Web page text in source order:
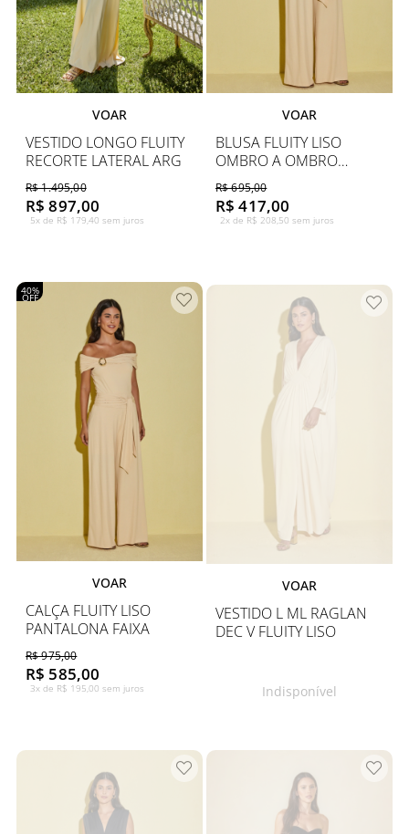
VOAR
VESTIDO LONGO FLUITY
RECORTE LATERAL ARG
R$ 1.495,00
R$ 897,00
5x de R$ 179,40 sem juros
VOAR
BLUSA FLUITY LISO
OMBRO A OMBRO
BROCHE
R$ 695,00
R$ 417,00
2x de R$ 208,50 sem juros
40%
OFF
VOAR
CALÇA FLUITY LISO
PANTALONA FAIXA
R$ 975,00
R$ 585,00
3x de R$ 195,00 sem juros
VOAR
VESTIDO L ML RAGLAN
DEC V FLUITY LISO
Indisponível